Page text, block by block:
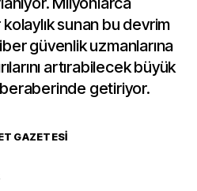
kolaylık sunan bu devrim
güvenlik uzmanlarına
artırabilecek büyük
getiriyor.
GAZETESI